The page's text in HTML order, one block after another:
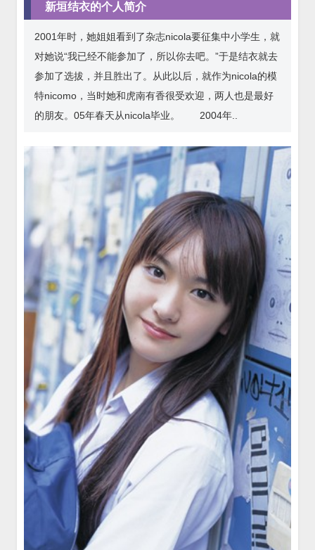
新垣结衣的个人简介
2001年时，她姐姐看到了杂志nicola要征集中小学生，就
对她说“我已经不能参加了，所以你去吧。”于是结衣就去
参加了选拔，并且胜出了。从此以后，就作为nicola的模
特nicomo，当时她和虎南有香很受欢迎，两人也是最好
的朋友。05年春天从nicola毕业。 2004年..